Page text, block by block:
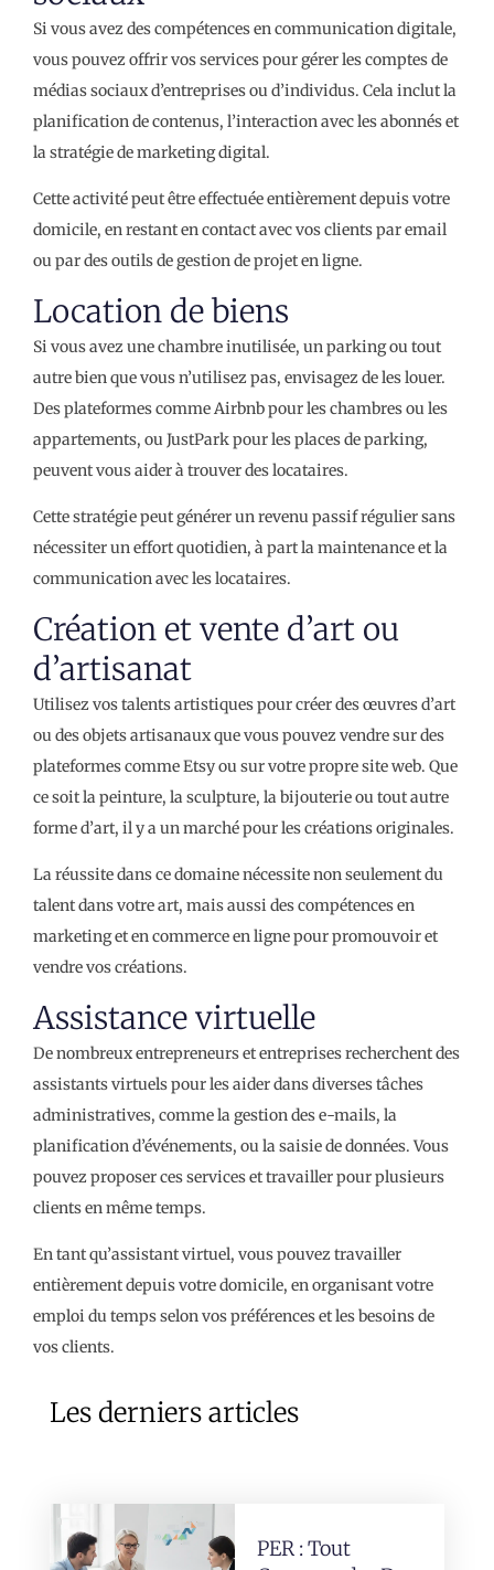
Si vous avez des compétences en communication digitale,
vous pouvez offrir vos services pour gérer les comptes de
médias sociaux d’entreprises ou d’individus. Cela inclut la
planification de contenus, l’interaction avec les abonnés et
la stratégie de marketing digital.
Cette activité peut être effectuée entièrement depuis votre
domicile, en restant en contact avec vos clients par email
ou par des outils de gestion de projet en ligne.
Location de biens
Si vous avez une chambre inutilisée, un parking ou tout
autre bien que vous n’utilisez pas, envisagez de les louer.
Des plateformes comme Airbnb pour les chambres ou les
appartements, ou JustPark pour les places de parking,
peuvent vous aider à trouver des locataires.
Cette stratégie peut générer un revenu passif régulier sans
nécessiter un effort quotidien, à part la maintenance et la
communication avec les locataires.
Création et vente d’art ou
d’artisanat
Utilisez vos talents artistiques pour créer des œuvres d’art
ou des objets artisanaux que vous pouvez vendre sur des
plateformes comme Etsy ou sur votre propre site web. Que
ce soit la peinture, la sculpture, la bijouterie ou tout autre
forme d’art, il y a un marché pour les créations originales.
La réussite dans ce domaine nécessite non seulement du
talent dans votre art, mais aussi des compétences en
marketing et en commerce en ligne pour promouvoir et
vendre vos créations.
Assistance virtuelle
De nombreux entrepreneurs et entreprises recherchent des
assistants virtuels pour les aider dans diverses tâches
administratives, comme la gestion des e-mails, la
planification d’événements, ou la saisie de données. Vous
pouvez proposer ces services et travailler pour plusieurs
clients en même temps.
En tant qu’assistant virtuel, vous pouvez travailler
entièrement depuis votre domicile, en organisant votre
emploi du temps selon vos préférences et les besoins de
vos clients.
Les derniers articles
PER : Tout